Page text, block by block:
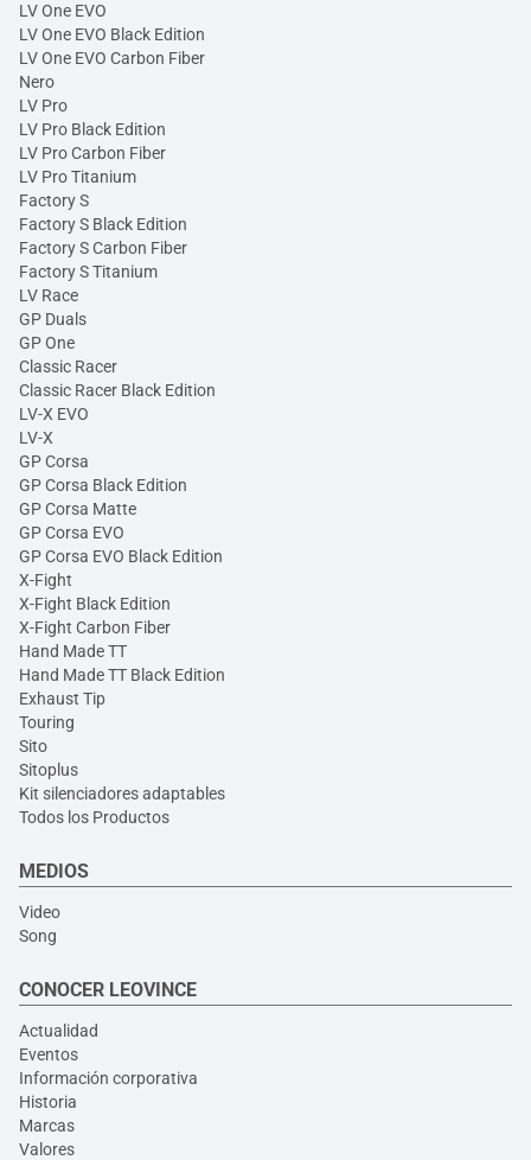
LV One EVO
LV One EVO Black Edition
LV One EVO Carbon Fiber
Nero
LV Pro
LV Pro Black Edition
LV Pro Carbon Fiber
LV Pro Titanium
Factory S
Factory S Black Edition
Factory S Carbon Fiber
Factory S Titanium
LV Race
GP Duals
GP One
Classic Racer
Classic Racer Black Edition
LV-X EVO
LV-X
GP Corsa
GP Corsa Black Edition
GP Corsa Matte
GP Corsa EVO
GP Corsa EVO Black Edition
X-Fight
X-Fight Black Edition
X-Fight Carbon Fiber
Hand Made TT
Hand Made TT Black Edition
Exhaust Tip
Touring
Sito
Sitoplus
Kit silenciadores adaptables
Todos los Productos
MEDIOS
Video
Song
CONOCER LEOVINCE
Actualidad
Eventos
Información corporativa
Historia
Marcas
Valores